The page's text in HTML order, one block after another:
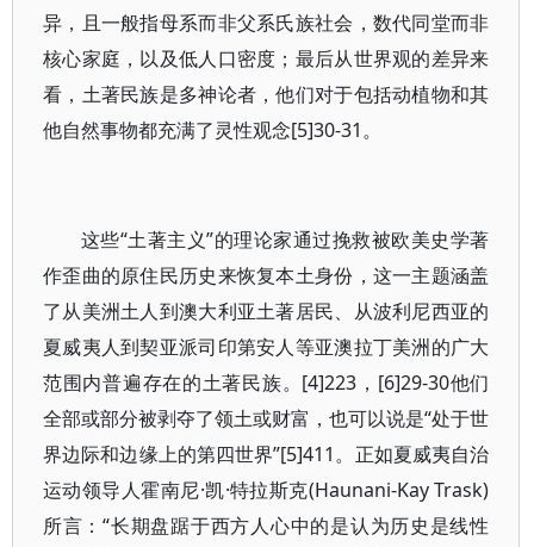
异，且一般指母系而非父系氏族社会，数代同堂而非
核心家庭，以及低人口密度；最后从世界观的差异来
看，土著民族是多神论者，他们对于包括动植物和其
他自然事物都充满了灵性观念[5]30-31。
这些“土著主义”的理论家通过挽救被欧美史学著
作歪曲的原住民历史来恢复本土身份，这一主题涵盖
了从美洲土人到澳大利亚土著居民、从波利尼西亚的
夏威夷人到契亚派司印第安人等亚澳拉丁美洲的广大
范围内普遍存在的土著民族。[4]223，[6]29-30他们
全部或部分被剥夺了领土或财富，也可以说是“处于世
界边际和边缘上的第四世界”[5]411。正如夏威夷自治
运动领导人霍南尼·凯·特拉斯克(Haunani-Kay Trask)
所言：“长期盘踞于西方人心中的是认为历史是线性